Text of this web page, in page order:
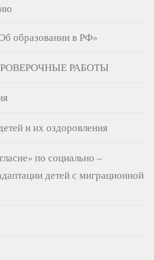
образовании в РФ»
РАБОТЫ
и их оздоровления
по социально –
детей с миграционной